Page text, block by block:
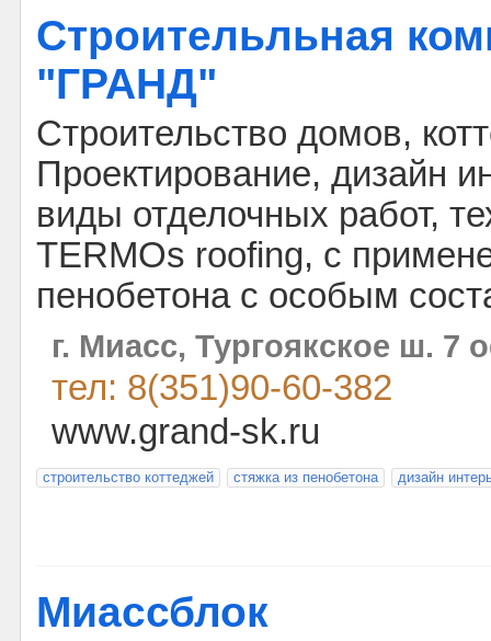
Строительльная
"ГРАНД"
Строительство домов,
Проектирование, дизайн
виды отделочных работ,
TERMOs roofing, с
пенобетона с особым
г. Миасс, Тургоякское ш. 7
тел: 8(351)90-60-382
www.grand-sk.ru
строительство коттеджей стяжка из пенобетона дизайн
Миассблок